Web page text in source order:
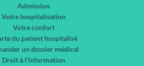
Admission
Votre hospitalisation
Votre confort
du patient hospitalisé
un dossier médical
Droit à l’information